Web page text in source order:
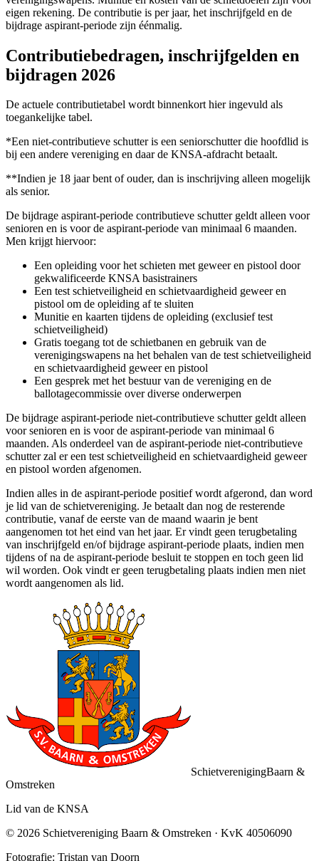
eigen rekening. De contributie is per jaar, het inschrijfgeld en de
bijdrage aspirant-periode zijn éénmalig.
Contributiebedragen, inschrijfgelden en
bijdragen 2026
De actuele contributietabel wordt binnenkort hier ingevuld als
toegankelijke tabel.
*Een niet-contributieve schutter is een seniorschutter die hoofdlid is
bij een andere vereniging en daar de KNSA-afdracht betaalt.
**Indien je 18 jaar bent of ouder, dan is inschrijving alleen mogelijk
als senior.
De bijdrage aspirant-periode contributieve schutter geldt alleen voor
senioren en is voor de aspirant-periode van minimaal 6 maanden.
Men krijgt hiervoor:
Een opleiding voor het schieten met geweer en pistool door
gekwalificeerde KNSA basistrainers
Een test schietveiligheid en schietvaardigheid geweer en
pistool om de opleiding af te sluiten
Munitie en kaarten tijdens de opleiding (exclusief test
schietveiligheid)
Gratis toegang tot de schietbanen en gebruik van de
verenigingswapens na het behalen van de test schietveiligheid
en schietvaardigheid geweer en pistool
Een gesprek met het bestuur van de vereniging en de
ballotagecommissie over diverse onderwerpen
De bijdrage aspirant-periode niet-contributieve schutter geldt alleen
voor senioren en is voor de aspirant-periode van minimaal 6
maanden. Als onderdeel van de aspirant-periode niet-contributieve
schutter zal er een test schietveiligheid en schietvaardigheid geweer
en pistool worden afgenomen.
Indien alles in de aspirant-periode positief wordt afgerond, dan word
je lid van de schietvereniging. Je betaalt dan nog de resterende
contributie, vanaf de eerste van de maand waarin je bent
aangenomen tot het eind van het jaar. Er vindt geen terugbetaling
van inschrijfgeld en/of bijdrage aspirant-periode plaats, indien men
tijdens of na de aspirant-periode besluit te stoppen en toch geen lid
wil worden. Ook vindt er geen terugbetaling plaats indien men niet
wordt aangenomen als lid.
SchietverenigingBaarn &
Omstreken
Lid van de KNSA
© 2026 Schietvereniging Baarn & Omstreken · KvK 40506090
Fotografie: Tristan van Doorn